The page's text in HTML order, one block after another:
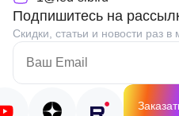
Подпишитесь на
Скидки, статьи и новости раз в